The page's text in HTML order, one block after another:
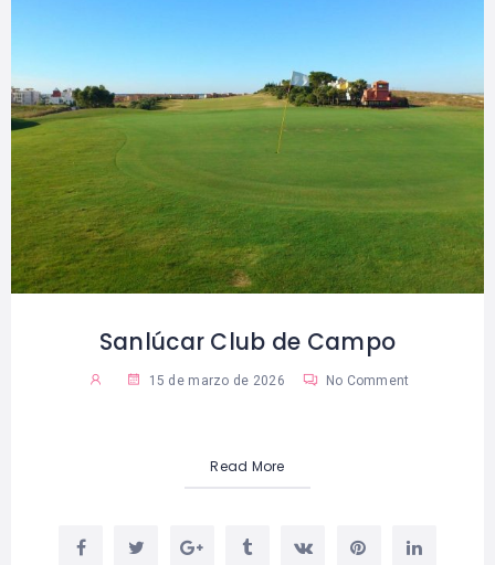
Sanlúcar Club de Campo
15 de marzo de 2026 No Comment
Read More